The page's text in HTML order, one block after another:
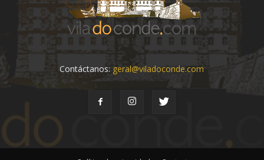
Contáctanos:geral@viladoconde.com